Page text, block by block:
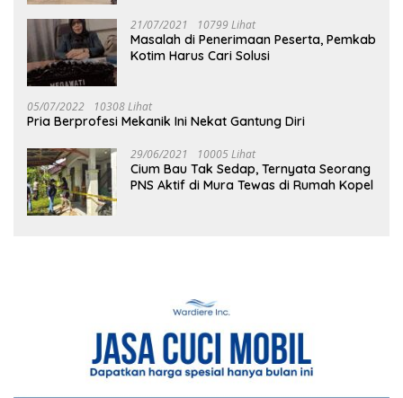
21/07/2021 10799 Lihat
Masalah di Penerimaan Peserta, Pemkab
Kotim Harus Cari Solusi
05/07/2022 10308 Lihat
Pria Berprofesi Mekanik Ini Nekat Gantung Diri
29/06/2021 10005 Lihat
Cium Bau Tak Sedap, Ternyata Seorang
PNS Aktif di Mura Tewas di Rumah Kopel